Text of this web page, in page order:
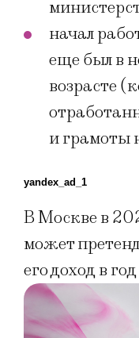
начал
еще был в
возрасте
и грамоты
yandex_ad_1
В Москве в
может
его доход в